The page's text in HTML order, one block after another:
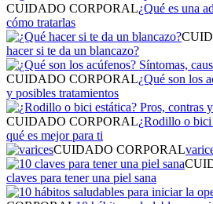
CUIDADO CORPORAL¿Qué es una
cómo tratarlas
hacer si te da un blancazo?
CUIDADO CORPORAL¿Qué son los
y posibles tratamientos
CUIDADO CORPORAL¿Rodillo o bici
qué es mejor para ti
CUIDADO CORPORAL
claves para tener una piel sana